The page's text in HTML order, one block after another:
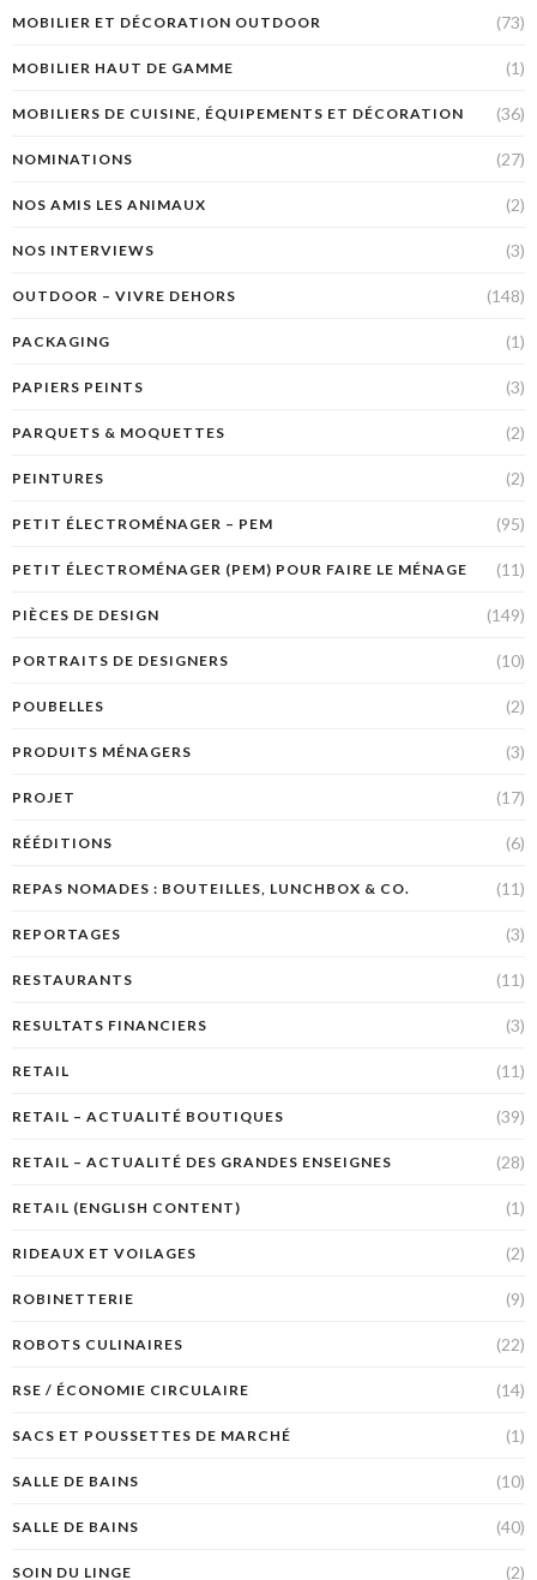
MOBILIER ET DÉCORATION OUTDOOR (73)
MOBILIER HAUT DE GAMME (1)
MOBILIERS DE CUISINE, ÉQUIPEMENTS ET DÉCORATION (36)
NOMINATIONS (27)
NOS AMIS LES ANIMAUX (2)
NOS INTERVIEWS (3)
OUTDOOR – VIVRE DEHORS (148)
PACKAGING (1)
PAPIERS PEINTS (3)
PARQUETS & MOQUETTES (2)
PEINTURES (2)
PETIT ÉLECTROMÉNAGER – PEM (95)
PETIT ÉLECTROMÉNAGER (PEM) POUR FAIRE LE MÉNAGE (11)
PIÈCES DE DESIGN (149)
PORTRAITS DE DESIGNERS (10)
POUBELLES (2)
PRODUITS MÉNAGERS (3)
PROJET (17)
RÉÉDITIONS (6)
REPAS NOMADES : BOUTEILLES, LUNCHBOX & CO. (11)
REPORTAGES (3)
RESTAURANTS (11)
RESULTATS FINANCIERS (3)
RETAIL (11)
RETAIL – ACTUALITÉ BOUTIQUES (39)
RETAIL – ACTUALITÉ DES GRANDES ENSEIGNES (28)
RETAIL (ENGLISH CONTENT) (1)
RIDEAUX ET VOILAGES (2)
ROBINETTERIE (9)
ROBOTS CULINAIRES (22)
RSE / ÉCONOMIE CIRCULAIRE (14)
SACS ET POUSSETTES DE MARCHÉ (1)
SALLE DE BAINS (10)
SALLE DE BAINS (40)
SOIN DU LINGE (2)